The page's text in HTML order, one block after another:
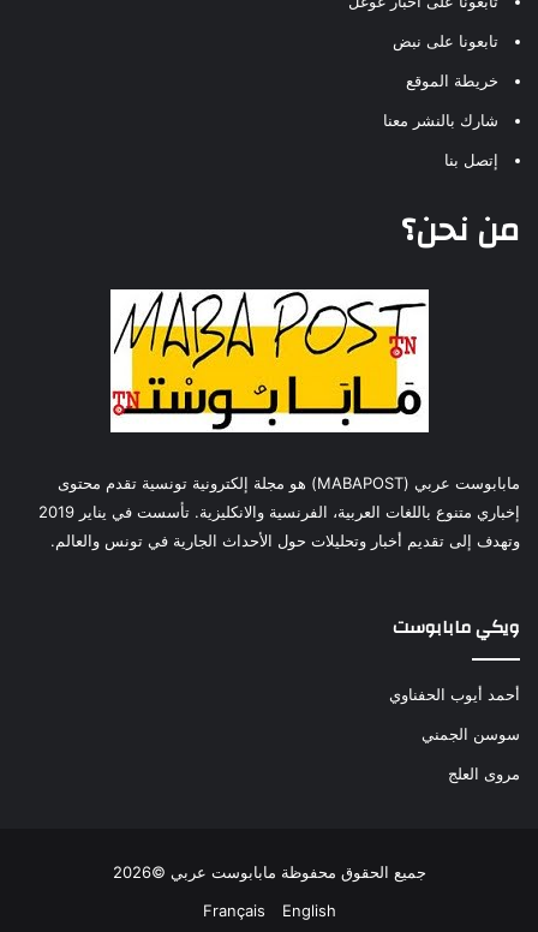
تابعونا على نبض
خريطة الموقع
شارك بالنشر معنا
إتصل بنا
من نحن؟
مابابوست عربي (MABAPOST) هو مجلة إلكترونية تونسية تقدم محتوى
إخباري متنوع باللغات العربية، الفرنسية والانكليزية. تأسست في يناير 2019
وتهدف إلى تقديم أخبار وتحليلات حول الأحداث الجارية في تونس والعالم.
ويكي مابابوست
أحمد أيوب الحفناوي
سوسن الجمني
مروى العلج
جميع الحقوق محفوظة مابابوست عربي ©2026
English
Français